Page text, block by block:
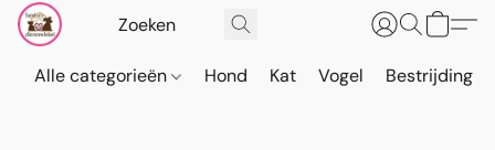
Alle categorieën Hond Kat Vogel Bestrijding